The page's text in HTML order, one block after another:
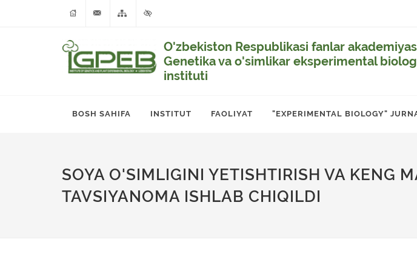
O'zbekiston Respublikasi fanlar
Genetika va o'simlikar eksperimental
instituti
BOSH SAHIFA INSTITUT FAOLIYAT "EXPERIMENTAL BIOLOGY"
SOYA O'SIMLIGINI YETISHTIRISH VA KENG
TAVSIYANOMA ISHLAB CHIQILDI